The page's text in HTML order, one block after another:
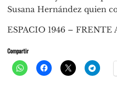
Susana Hernández quien
ESPACIO 1946 – FRENTE
Compartir